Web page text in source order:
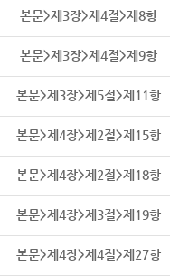
본문>제3장>제4절>제8항
본문>제3장>제4절>제9항
본문>제3장>제5절>제11항
본문>제4장>제2절>제15항
본문>제4장>제2절>제18항
본문>제4장>제3절>제19항
본문>제4장>제4절>제27항